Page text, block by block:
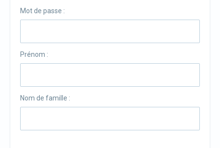
Mot de passe :
Prénom :
Nom de famille :